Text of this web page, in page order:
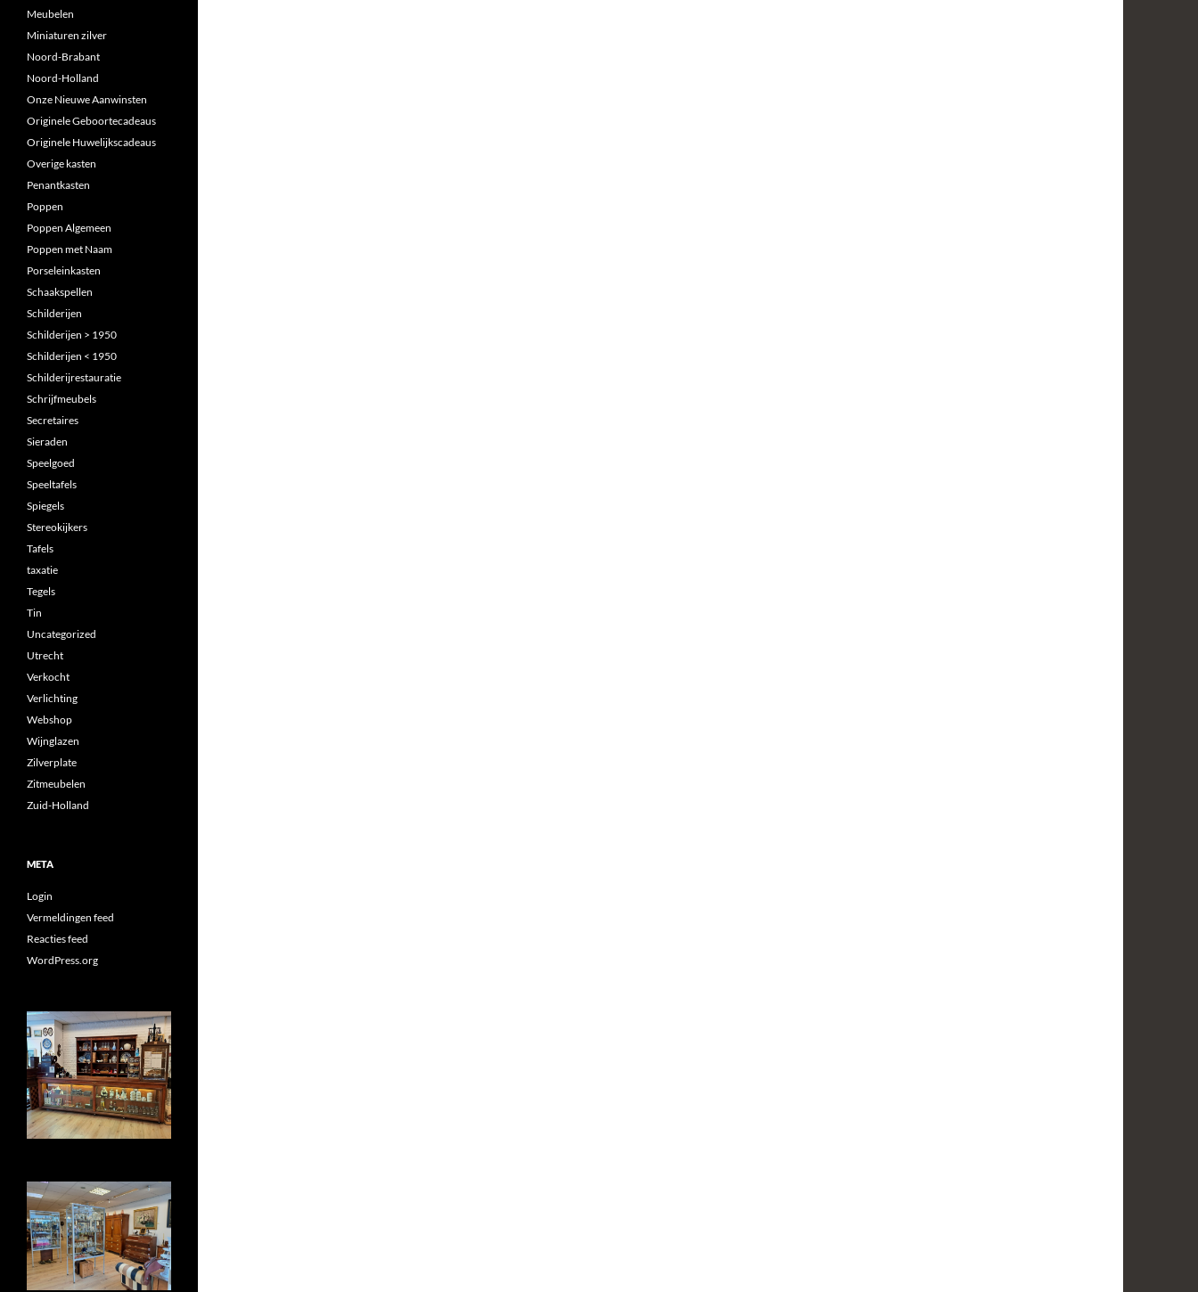
Meubelen
Miniaturen zilver
Noord-Brabant
Noord-Holland
Onze Nieuwe Aanwinsten
Originele Geboortecadeaus
Originele Huwelijkscadeaus
Overige kasten
Penantkasten
Poppen
Poppen Algemeen
Poppen met Naam
Porseleinkasten
Schaakspellen
Schilderijen
Schilderijen > 1950
Schilderijen < 1950
Schilderijrestauratie
Schrijfmeubels
Secretaires
Sieraden
Speelgoed
Speeltafels
Spiegels
Stereokijkers
Tafels
taxatie
Tegels
Tin
Uncategorized
Utrecht
Verkocht
Verlichting
Webshop
Wijnglazen
Zilverplate
Zitmeubelen
Zuid-Holland
META
Login
Vermeldingen feed
Reacties feed
WordPress.org